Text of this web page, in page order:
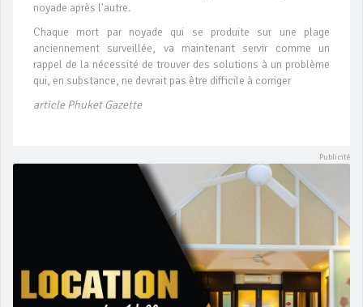
noyade après l'autre.
Chaque mort par noyade qui se produite sur ​​une plage
anciennement surveillée, va maintenant servir comme un
rappel de la nécessité de trouver des solutions à un problème
qui, en substance, ne devrait pas être difficile à corriger
article Phuket Gazette